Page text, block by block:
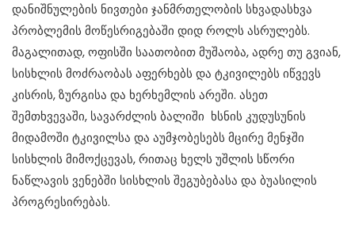
დანიშნულების ნივთები ჯანმრთელობის სხვადასხვა
პრობლემის მოწესრიგებაში დიდ როლს ასრულებს.
მაგალითად, ოფისში საათობით მუშაობა, ადრე თუ გვიან,
სისხლის მოძრაობას აფერხებს და ტკივილებს იწვევს
კისრის, ზურგისა და ხერხემლის არეში. ასეთ
შემთხვევაში, სავარძლის ბალიში ხსნის კუდუსუნის
მიდამოში ტკივილსა და აუმჯობესებს მცირე მენჯში
სისხლის მიმოქცევას, რითაც ხელს უშლის სწორი
ნაწლავის ვენებში სისხლის შეგუბებასა და ბუასილის
პროგრესირებას.